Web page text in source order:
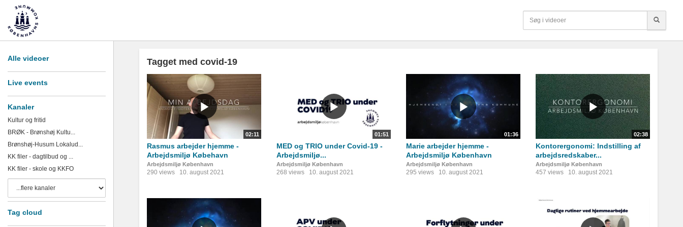
Alle videoer
Live events
Kanaler
Kultur og fritid
BRØK - Brønshøj Kultu...
Brønshøj-Husum Lokalud...
KK filer - dagtilbud og ...
KK filer - skole og KKFO
Tag cloud
Tagget med covid-19
02:11
Rasmus arbejder hjemme -
Arbejdsmiljø Købehavn
Arbejdsmiljø København
290 views 10. august 2021
01:51
MED og TRIO under Covid-19 -
Arbejdsmiljø...
Arbejdsmiljø København
268 views 10. august 2021
01:36
Marie arbejder hjemme -
Arbejdsmiljø København
Arbejdsmiljø København
295 views 10. august 2021
02:38
Kontorergonomi: Indstilling af
arbejdsredskaber...
Arbejdsmiljø København
457 views 10. august 2021